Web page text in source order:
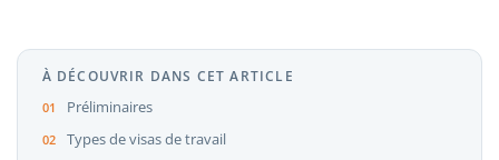
À DÉCOUVRIR DANS CET ARTICLE
Préliminaires
Types de visas de travail